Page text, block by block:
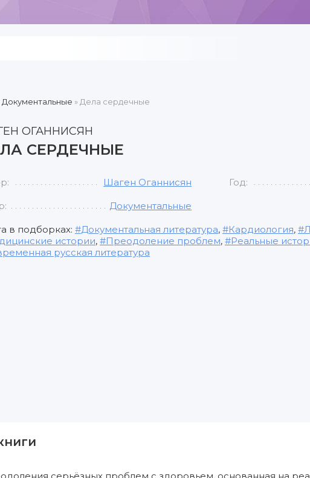
Документальные » Дела сердечные
ОГАННИСЯН
СЕРДЕЧНЫЕ
Шаген Оганнисян Год:
Документальные
в подборках: Документальная литература, Кардиология,
истории, Преодоление проблем, Реальные
русская литература